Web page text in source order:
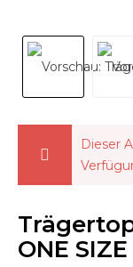
Dieser
ONE SIZE